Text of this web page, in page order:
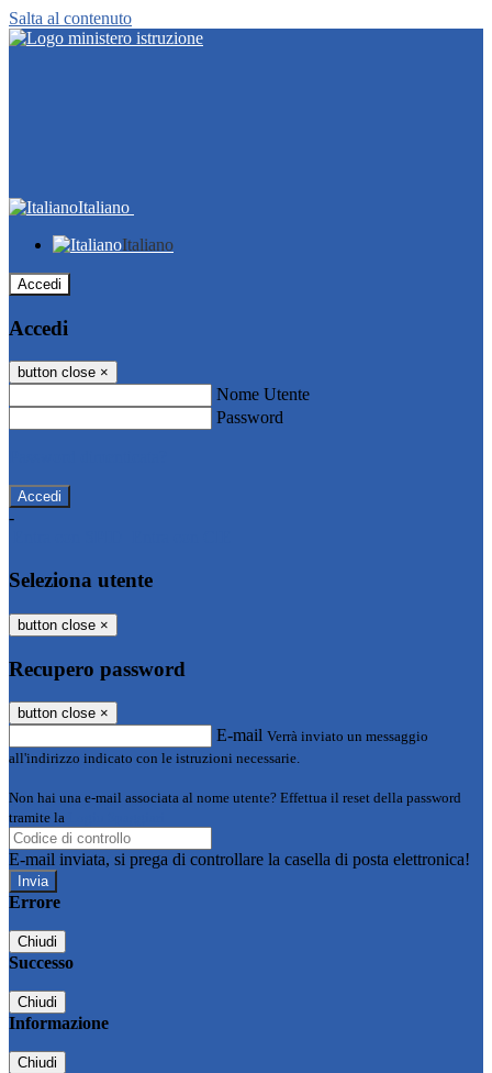
Salta al contenuto
Italiano
Italiano
Accedi
Accedi
button close ×
Nome Utente
Password
-
Seleziona utente
button close ×
Recupero password
button close ×
E-mail Verrà inviato un messaggio
all'indirizzo indicato con le istruzioni necessarie.
Non hai una e-mail associata al nome utente? Effettua il reset della password
tramite la
E-mail inviata, si prega di controllare la casella di posta elettronica!
Errore
Chiudi
Successo
Chiudi
Informazione
Chiudi